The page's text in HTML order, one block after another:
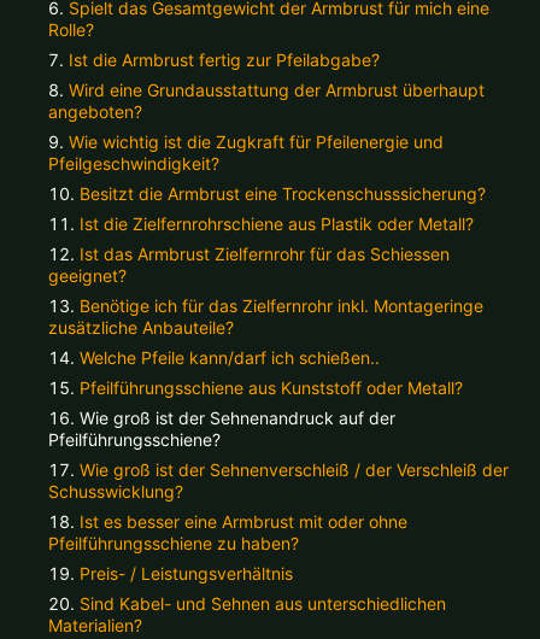
Spielt das Gesamtgewicht der Armbrust für mich eine
Rolle?
Ist die Armbrust fertig zur Pfeilabgabe?
Wird eine Grundausstattung der Armbrust überhaupt
angeboten?
Wie wichtig ist die Zugkraft für Pfeilenergie und
Pfeilgeschwindigkeit?
Besitzt die Armbrust eine Trockenschusssicherung?
Ist die Zielfernrohrschiene aus Plastik oder Metall?
Ist das Armbrust Zielfernrohr für das Schiessen
geeignet?
Benötige ich für das Zielfernrohr inkl. Montageringe
zusätzliche Anbauteile?
Welche Pfeile kann/darf ich schießen..
Pfeilführungsschiene aus Kunststoff oder Metall?
Wie groß ist der Sehnenandruck auf der
Pfeilführungsschiene?
Wie groß ist der Sehnenverschleiß / der Verschleiß der
Schusswicklung?
Ist es besser eine Armbrust mit oder ohne
Pfeilführungsschiene zu haben?
Preis- / Leistungsverhältnis
Sind Kabel- und Sehnen aus unterschiedlichen
Materialien?
Alle verfügbaren Versandregionen:
Ok
Sollte Ihr Land nicht verfübar sein, keine Sorge - wählen Sie einfach
"Deutschland" aus. Und erfragen die Versandkosten bei der
Bestellung.